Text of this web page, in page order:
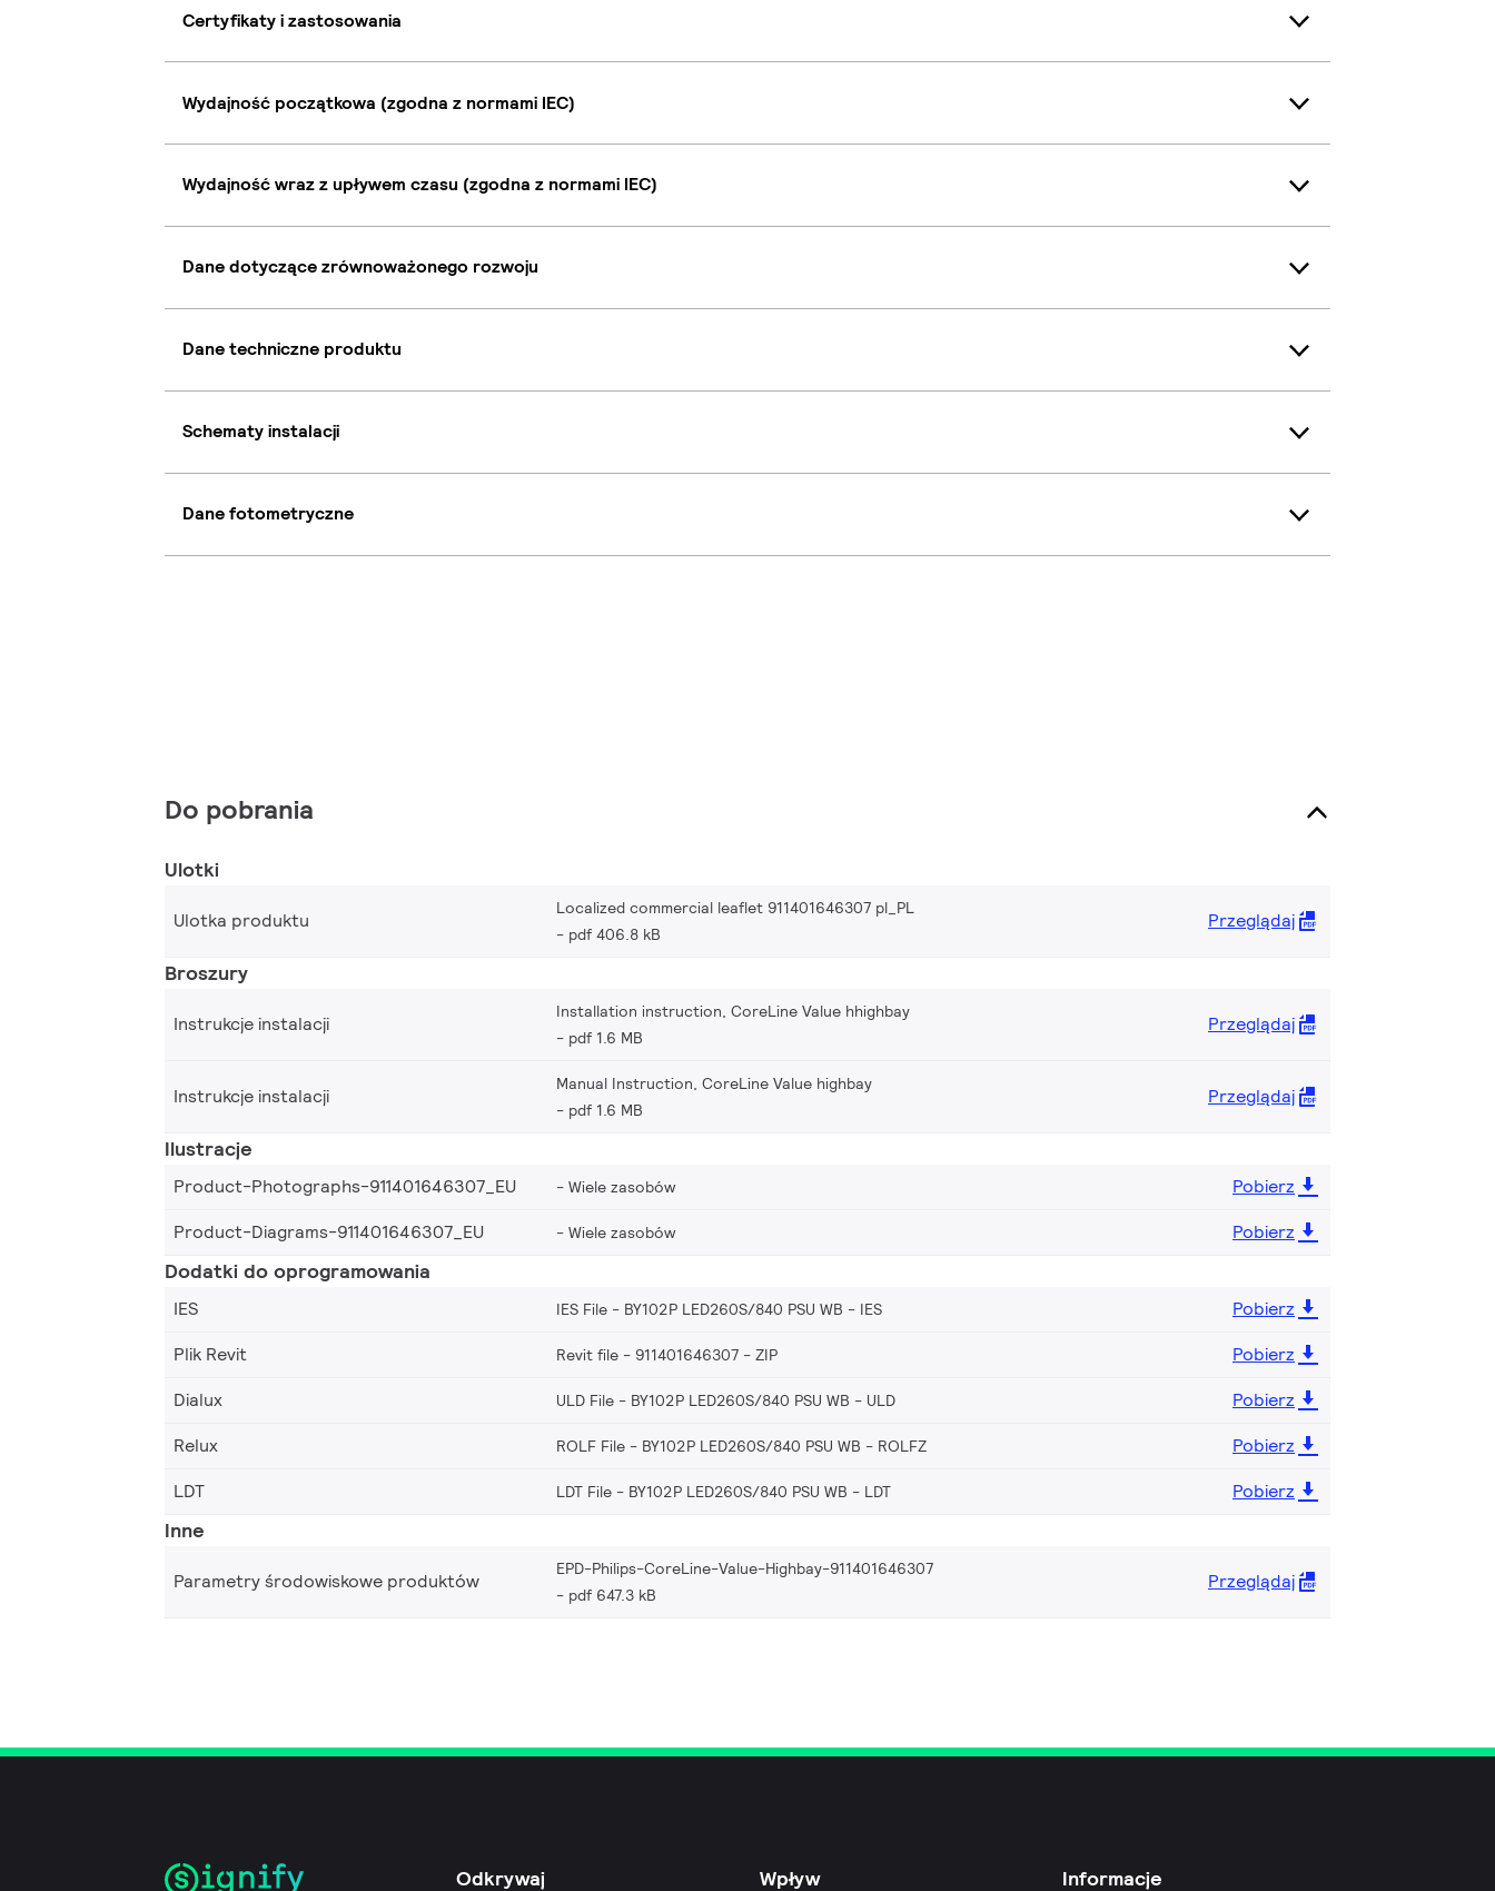
Certyfikaty i zastosowania
Wydajność początkowa (zgodna z normami IEC)
Wydajność wraz z upływem czasu (zgodna z normami IEC)
Dane dotyczące zrównoważonego rozwoju
Dane techniczne produktu
Schematy instalacji
Dane fotometryczne
Do pobrania
Ulotki
Ulotka produktu
Localized commercial leaflet 911401646307 pl_PL
pdf 406.8 kB
Przeglądaj
Broszury
Instrukcje instalacji
Installation instruction, CoreLine Value hhighbay
pdf 1.6 MB
Przeglądaj
Instrukcje instalacji
Manual Instruction, CoreLine Value highbay
pdf 1.6 MB
Przeglądaj
Ilustracje
Product-Photographs-911401646307_EU Wiele zasobów
Pobierz
Product-Diagrams-911401646307_EU
Wiele zasobów Pobierz
Dodatki do oprogramowania
IES IES File - BY102P LED260S/840 PSU WB IES
Pobierz
Plik Revit
Revit file - 911401646307 ZIP
Pobierz
Dialux
ULD File - BY102P LED260S/840 PSU WB ULD
Pobierz
Relux
ROLF File - BY102P LED260S/840 PSU WB ROLFZ
Pobierz
LDT
LDT File - BY102P LED260S/840 PSU WB LDT Pobierz
Inne
Parametry środowiskowe produktów
EPD-Philips-CoreLine-Value-Highbay-911401646307
pdf 647.3 kB
Przeglądaj
Odkrywaj Wpływ Informacje